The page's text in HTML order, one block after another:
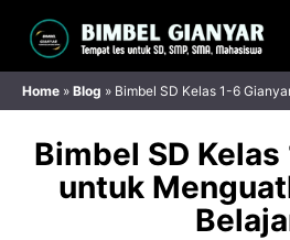
isi
Home » Blog » Bimbel SD Kelas 1-6
Bimbel SD
untuk